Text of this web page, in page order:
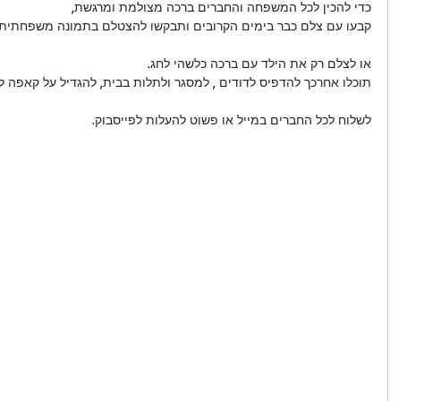
כדי להכין לכל המשפחה והחברים ברכה מצולמת ומרגשת,
קבעו עם צלם כבר בימים הקרובים ותבקשו להצטלם בתמונה
או לצלם רק את הילד עם ברכה כלשהי לחג.
תוכלו אחרכך להדפיס לדודים , למסגר ולתלות בבית, להגדיל על קאפה
לשלוח לכל החברים במייל או פשוט להעלות לפייסבוק.